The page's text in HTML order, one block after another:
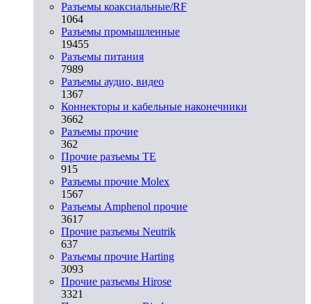
Разъeмы коаксиальные/RF
1064
Разъeмы промышленные
19455
Разъeмы питания
7989
Разъeмы аудио, видео
1367
Коннекторы и кабельные наконечники
3662
Разъeмы прочие
362
Прочие разъемы TE
915
Разъемы прочие Molex
1567
Разъемы Amphenol прочие
3617
Прочие разъемы Neutrik
637
Разъемы прочие Harting
3093
Прочие разъемы Hirose
3321